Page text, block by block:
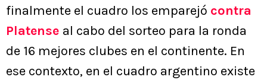
finalmente el cuadro los emparejó contra
Platense al cabo del sorteo para la ronda
de 16 mejores clubes en el continente. En
ese contexto, en el cuadro argentino existe